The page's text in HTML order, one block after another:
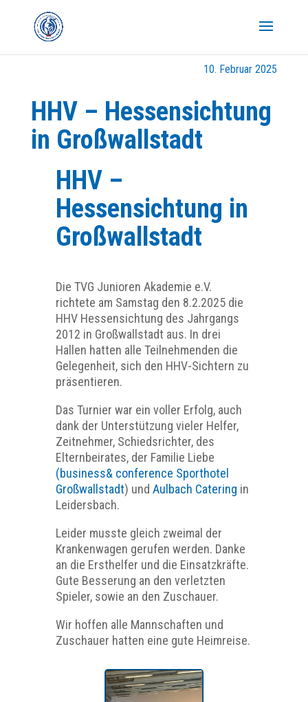
10. Februar 2025
HHV – Hessensichtung
in Großwallstadt
HHV –
Hessensichtung in
Großwallstadt
Die TVG Junioren Akademie e.V.
richtete am Samstag den 8.2.2025 die
HHV Hessensichtung des Jahrgangs
2012 in Großwallstadt aus. In drei
Hallen hatten alle Teilnehmenden die
Gelegenheit, sich den HHV-Sichtern zu
präsentieren.
Das Turnier war ein voller Erfolg, auch
dank der Unterstützung vieler Helfer,
Zeitnehmer, Schiedsrichter, des
Elternbeirates, der Familie Liebe
(business& conference Sporthotel
Großwallstadt) und Aulbach Catering in
Leidersbach.
Leider musste gleich zweimal der
Krankenwagen gerufen werden. Danke
an die Ersthelfer und die Einsatzkräfte.
Gute Besserung an den verletzten
Spieler, sowie an den Zuschauer.
Wir hoffen alle Mannschaften und
Zuschauer hatten eine gute Heimreise.